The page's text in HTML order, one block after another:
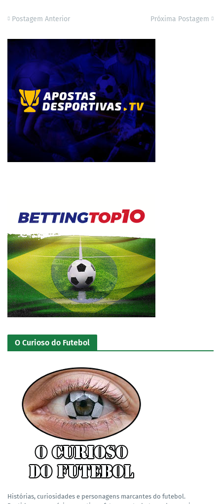
Postagem Anterior Próxima Postagem
O Curioso do Futebol
Histórias, curiosidades e personagens marcantes do futebol.